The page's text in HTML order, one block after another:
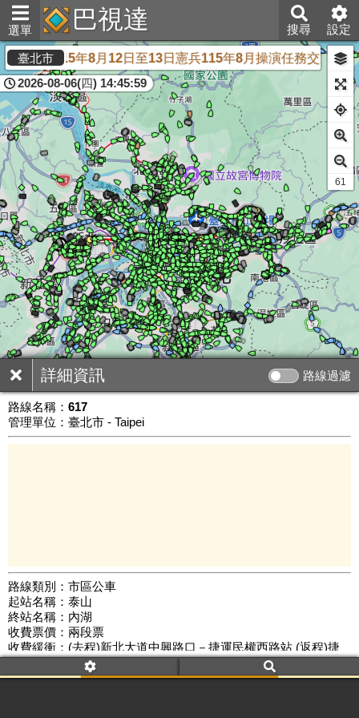
選單 巴視達 搜尋 設定
詳細資訊 路線過濾
路線名稱： 617
管理單位：臺北市 - Taipei
路線類別：市區公車
起站名稱：泰山
終站名稱：內湖
收費票價：兩段票
收費緩衝：(去程)新北大道中興路口－捷運民權西路站 (返程)捷
運民權西路站－新北大道重光街口
路線簡圖：開新視窗瀏覽
臺北市
因應115年8月12日至13日憲兵115年8月操演任務交通管制
2026-08-06(四) 14:45:59
公車數量: 累計7474、上線6357
61